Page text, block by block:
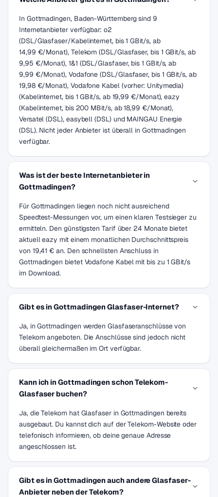
In Gottmadingen, Baden-Württemberg sind 9
Internetanbieter verfügbar: o2
(DSL/Glasfaser/Kabelinternet, bis 1 GBit/s, ab
14,99 €/Monat), Telekom (DSL/Glasfaser, bis 1 GBit/s, ab
9,95 €/Monat), 1&1 (DSL/Glasfaser, bis 1 GBit/s, ab
9,99 €/Monat), Vodafone (DSL/Glasfaser, bis 1 GBit/s, ab
19,98 €/Monat), Vodafone Kabel (vorher: Unitymedia)
(Kabelinternet, bis 1 GBit/s, ab 19,99 €/Monat), eazy
(Kabelinternet, bis 200 MBit/s, ab 18,99 €/Monat),
Versatel (DSL), easybell (DSL) und MAINGAU Energie
(DSL). Nicht jeder Anbieter ist überall in Gottmadingen
verfügbar.
Was ist der beste Internetanbieter in
Gottmadingen?
Für Gottmadingen liegen noch nicht ausreichend
Speedtest-Messungen vor, um einen klaren Testsieger zu
ermitteln. Den günstigsten Tarif über 24 Monate bietet
aktuell eazy mit einem monatlichen Durchschnittspreis
von 19,41 € an. Den schnellsten Anschluss in
Gottmadingen bietet Vodafone Kabel mit bis zu 1 GBit/s
im Download.
Gibt es in Gottmadingen Glasfaser-Internet?
Ja, in Gottmadingen werden Glasfaseranschlüsse von
Telekom angeboten. Die Anschlüsse sind jedoch nicht
überall gleichermaßen im Ort verfügbar.
Kann ich in Gottmadingen schon Telekom-
Glasfaser buchen?
Ja, die Telekom hat Glasfaser in Gottmadingen bereits
ausgebaut. Du kannst dich auf der Telekom-Website oder
telefonisch informieren, ob deine genaue Adresse
angeschlossen ist.
Gibt es in Gottmadingen auch andere Glasfaser-
Anbieter neben der Telekom?